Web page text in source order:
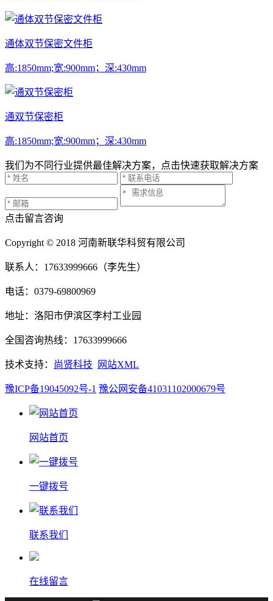
通体双节保密文件柜
高:1850mm;宽:900mm；深:430mm
通双节保密柜
高:1850mm;宽:900mm；深:430mm
我们为不同行业提供最佳解决方案，点击快速获取解决方案
点击留言咨询
Copyright © 2018 河南新联华科贸有限公司
联系人：17633999666（李先生）
电话：0379-69800969
地址：洛阳市伊滨区李村工业园
全国咨询热线：17633999666
技术支持： 尚贤科技 网站XML
豫ICP备19045092号-1 豫公网安备41031102000679号
网站首页
一键拨号
联系我们
在线留言